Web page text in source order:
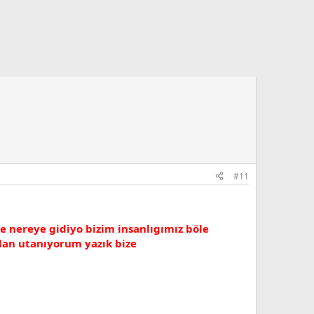
#11
gidiyo bizim insanlıgımız böle
utanıyorum yazık bize